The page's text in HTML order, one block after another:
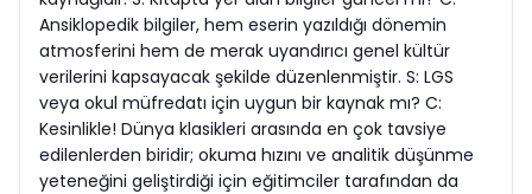
Ansiklopedik bilgiler, hem eserin yazıldığı dönemin
atmosferini hem de merak uyandırıcı genel kültür
verilerini kapsayacak şekilde düzenlenmiştir. S: LGS
veya okul müfredatı için uygun bir kaynak mı? C:
Kesinlikle! Dünya klasikleri arasında en çok tavsiye
edilenlerden biridir; okuma hızını ve analitik düşünme
yeteneğini geliştirdiği için eğitimciler tarafından da